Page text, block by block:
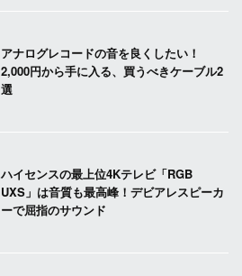
アナログレコードの音を良くしたい！
2,000円から手に入る、買うべきケーブル2
選
ハイセンスの最上位4Kテレビ「RGB
UXS」は音質も最高峰！デビアレスピーカ
ーで屈指のサウンド